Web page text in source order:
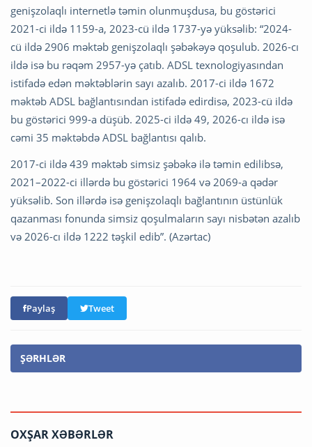
genişzolaqlı internetlə təmin olunmuşdusa, bu göstərici
2021-ci ildə 1159-a, 2023-cü ildə 1737-yə yüksəlib: “2024-
cü ildə 2906 məktəb genişzolaqlı şəbəkəyə qoşulub. 2026-cı
ildə isə bu rəqəm 2957-yə çatıb. ADSL texnologiyasından
istifadə edən məktəblərin sayı azalıb. 2017-ci ildə 1672
məktəb ADSL bağlantısından istifadə edirdisə, 2023-cü ildə
bu göstərici 999-a düşüb. 2025-ci ildə 49, 2026-cı ildə isə
cəmi 35 məktəbdə ADSL bağlantısı qalıb.
2017-ci ildə 439 məktəb simsiz şəbəkə ilə təmin edilibsə,
2021–2022-ci illərdə bu göstərici 1964 və 2069-a qədər
yüksəlib. Son illərdə isə genişzolaqlı bağlantının üstünlük
qazanması fonunda simsiz qoşulmaların sayı nisbətən azalıb
və 2026-cı ildə 1222 təşkil edib”. (Azərtac)
Paylaş Tweet
ŞƏRHLƏR
OXŞAR XƏBƏRLƏR